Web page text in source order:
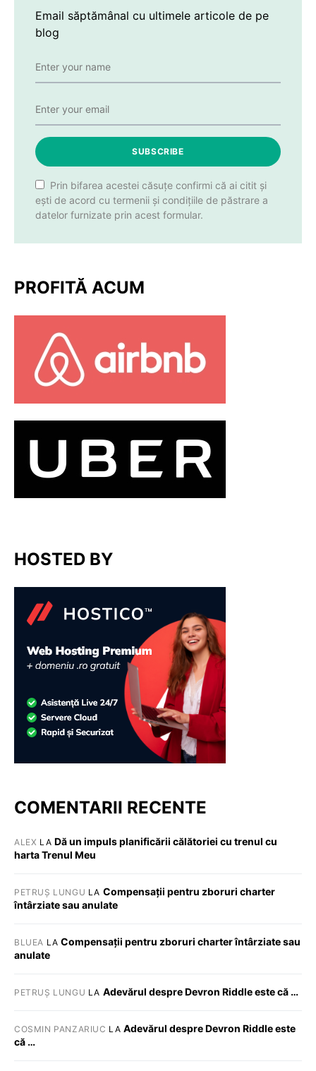
Email săptămânal cu ultimele articole de pe
blog
SUBSCRIBE
Prin bifarea acestei căsuțe confirmi că ai citit și
ești de acord cu termenii și condițiile de păstrare a
datelor furnizate prin acest formular.
PROFITĂ ACUM
HOSTED BY
COMENTARII RECENTE
ALEX LA Dă un impuls planificării călătoriei cu trenul cu
harta Trenul Meu
PETRUȘ LUNGU LA Compensații pentru zboruri charter
întârziate sau anulate
BLUEA LACompensații pentru zboruri charter întârziate sau
anulate
PETRUȘ LUNGU LA Adevărul despre Devron Riddle este că …
COSMIN PANZARIUC LA Adevărul despre Devron Riddle este
că …